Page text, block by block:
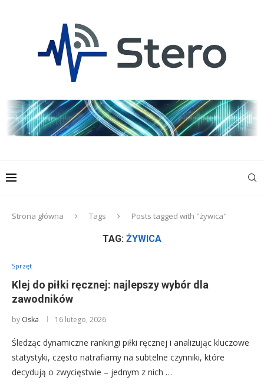
Strona główna Tags Posts tagged with "żywica"
TAG: ŻYWICA
Sprzęt
Klej do piłki ręcznej: najlepszy wybór dla
zawodników
by Oska 16 lutego, 2026
Śledząc dynamiczne rankingi piłki ręcznej i analizując kluczowe
statystyki, często natrafiamy na subtelne czynniki, które
decydują o zwycięstwie – jednym z nich …